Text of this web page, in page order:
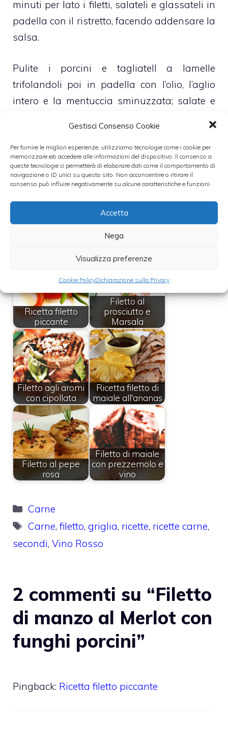
Gestisci Consenso Cookie
Per fornire le migliori esperienze, utilizziamo tecnologie come i cookie per
memorizzare e/o accedere alle informazioni del dispositivo. Il consenso a
queste tecnologie ci permetterà di elaborare dati come il comportamento di
navigazione o ID unici su questo sito. Non acconsentire o ritirare il
consenso può influire negativamente su alcune caratteristiche e funzioni.
Accetta
Nega
Visualizza preferenze
Cookie PolicyDichiarazione sulla Privacy
minuti per lato i filetti, salateli e glassateli in
padella con il ristretto, facendo addensare la
salsa.
Pulite i porcini e tagliatell a lamelle
trifolandoli poi in padella con l’olio, l’aglio
intero e la mentuccia sminuzzata; salate e
poco olio o sulla piastra in ghisa (foto 2).
Servite i filetti con il loro fondo di cottura,
polentina ben croccante tagliata a dadini.
Ricetta filetto
piccante
Filetto al
prosciutto e
Marsala
Filetto agli aromi
con cipollata
Ricetta filetto di
maiale all'ananas
Filetto al pepe
rosa
Filetto di maiale
con prezzemolo e
vino
Categorie
Carne
Tag
Carne,filetto,griglia, ricette, ricette carne,
secondi, Vino Rosso
2 commenti su “Filetto
di manzo al Merlot con
funghi porcini”
Pingback: Ricetta filetto piccante